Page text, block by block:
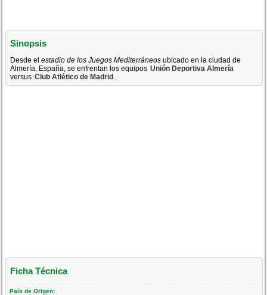
Sinopsis
Desde elestadio de los Juegos Mediterráneos ubicado en la ciudad de
Almería, España, se enfrentan los equipos Unión Deportiva Almería
versus Club Atlético de Madrid .
Ficha Técnica
País de Origen: